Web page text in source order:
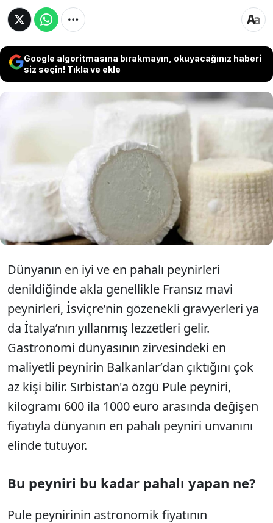
Google algoritmasına bırakmayın, okuyacağınız haberi
siz seçin! Tıkla ve ekle
Ne Fransızların mavi peyniri ne de
İsviçre’nin gözenekli gravyerleri dünyanın
en pahalı peyniri belli oldu. Asıl şaşırtıcı
olan peynir yapımında kullanılan süt.
Dünyanın en iyi ve en pahalı peynirleri
denildiğinde akla genellikle Fransız mavi
peynirleri, İsviçre’nin gözenekli gravyerleri ya
da İtalya’nın yıllanmış lezzetleri gelir.
Gastronomi dünyasının zirvesindeki en
maliyetli peynirin Balkanlar’dan çıktığını çok
az kişi bilir. Sırbistan'a özgü Pule peyniri,
kilogramı 600 ila 1000 euro arasında değişen
fiyatıyla dünyanın en pahalı peyniri unvanını
elinde tutuyor.
Bu peyniri bu kadar pahalı yapan ne?
Pule peynirinin astronomik fiyatının